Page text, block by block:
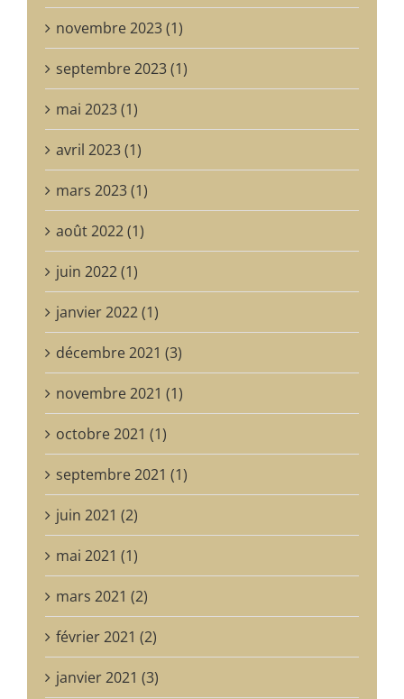
novembre 2023 (1)
septembre 2023 (1)
mai 2023 (1)
avril 2023 (1)
mars 2023 (1)
août 2022 (1)
juin 2022 (1)
janvier 2022 (1)
décembre 2021 (3)
novembre 2021 (1)
octobre 2021 (1)
septembre 2021 (1)
juin 2021 (2)
mai 2021 (1)
mars 2021 (2)
février 2021 (2)
janvier 2021 (3)